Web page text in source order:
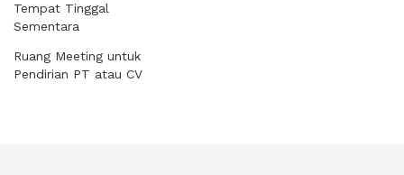
Tempat Tinggal
Sementara
Ruang Meeting untuk
Pendirian PT atau CV